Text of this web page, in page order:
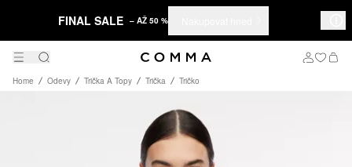
FINAL SALE – AŽ 50 %
Home Odevy Trička A Topy Trička Tričko